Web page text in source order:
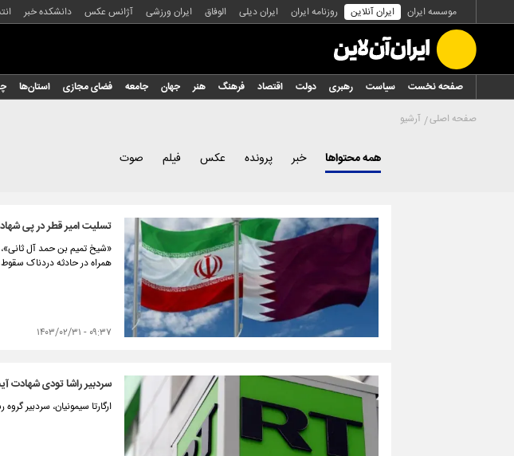
موسسه ایران ایران آنلاین روزنامه ایران ایران دیلی الوفاق ایران ورزشی آژانس عکس دانشکده خبر
صفحه نخست سیاست رهبری دولت اقتصاد فرهنگ هنر جهان جامعه فضای مجازی استان‌ها
صفحه اصلی آرشیو
همه محتواها خبر پرونده عکس فیلم صوت
تسلیت امیر قطر در پی
«شیخ تمیم بن حمد آل ثانی»،
همراه در حادثه دردناک
۰۹:۳۷ - ۱۴۰۳/۰۲/۳۱
سردبیر راشا تودی شهادت
ارگارتا سیمونیان، سردبیر